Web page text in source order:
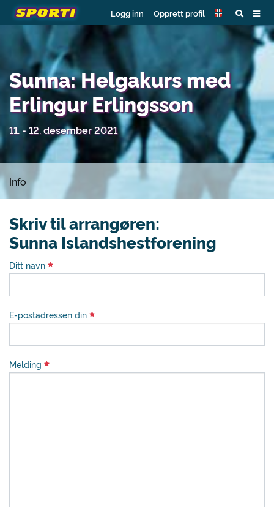
Logg inn Opprett profil
Sunna: Helgakurs med
Erlingur Erlingsson
11. - 12. desember 2021
Info
Skriv til arrangøren:
Sunna Islandshestforening
Ditt navn
E-postadressen din
Melding